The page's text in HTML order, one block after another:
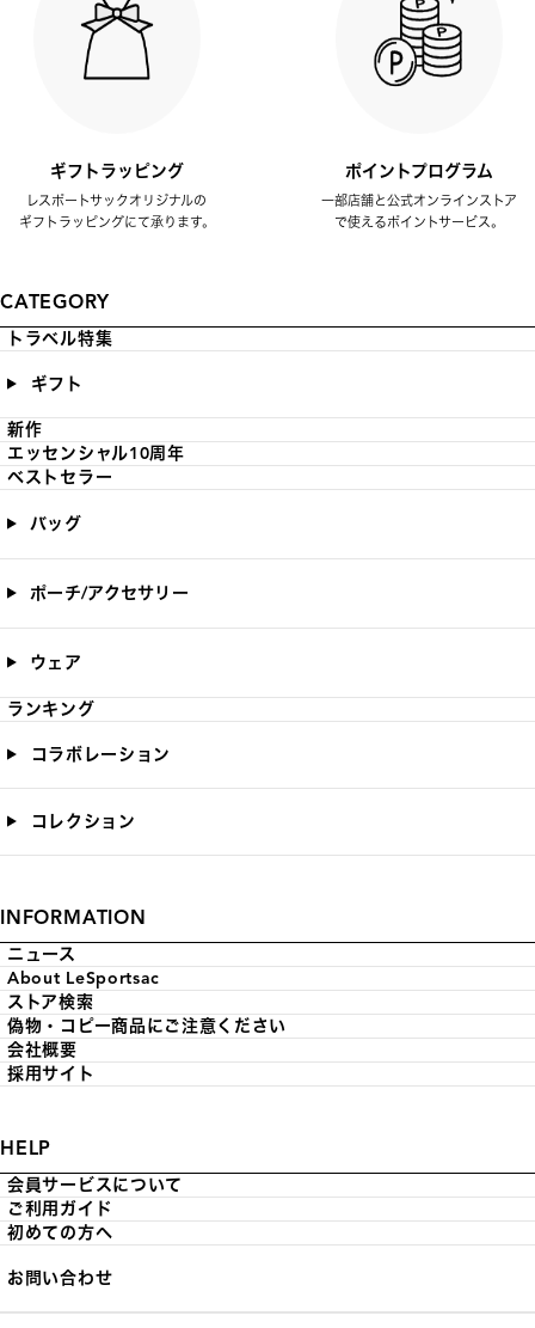
ギフトラッピング
レスポートサックオリジナルの
ギフトラッピングにて承ります。
ポイントプログラム
一部店舗と公式オンラインストア
で使えるポイントサービス。
CATEGORY
トラベル特集
ギフト
新作
エッセンシャル10周年
ベストセラー
バッグ
ポーチ/アクセサリー
ウェア
ランキング
コラボレーション
コレクション
INFORMATION
ニュース
About LeSportsac
ストア検索
偽物・コピー商品にご注意ください
会社概要
採用サイト
HELP
会員サービスについて
ご利用ガイド
初めての方へ
お問い合わせ